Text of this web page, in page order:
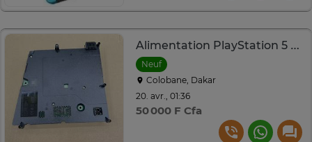
Alimentation PlayStation 5 power
Neuf
Colobane, Dakar
20. avr., 01:36
50 000 F Cfa